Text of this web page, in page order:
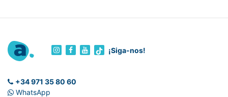
¡Siga-nos!
+34 971 35 80 60
WhatsApp